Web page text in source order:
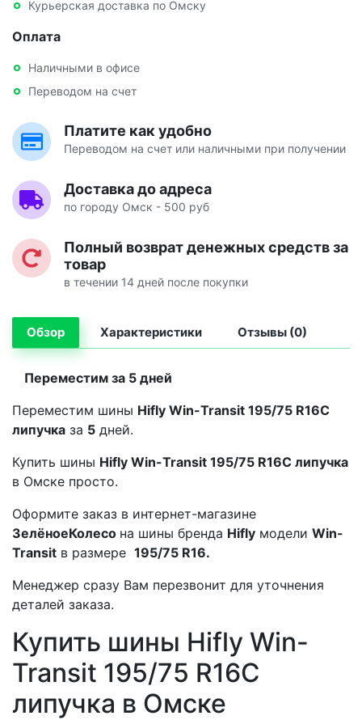
Курьерская доставка по Омску
Оплата
Наличными в офисе
Переводом на счет
Платите как удобно
Переводом на счет или наличными при получении
Доставка до адреса
по городу Омск - 500 руб
Полный возврат денежных средств за
товар
в течении 14 дней после покупки
Обзор Характеристики Отзывы (0)
Переместим за 5 дней
Переместим шины Hifly Win-Transit 195/75 R16C
липучка за 5 дней.
Купить шины Hifly Win-Transit 195/75 R16C липучка
в Омске просто.
Оформите заказ в интернет-магазине
ЗелёноеКолесо на шины бренда Hifly модели Win-
Transit в размере 195/75 R16.
Менеджер сразу Вам перезвонит для уточнения
деталей заказа.
Купить шины Hifly Win-
Transit 195/75 R16C
липучка в Омске